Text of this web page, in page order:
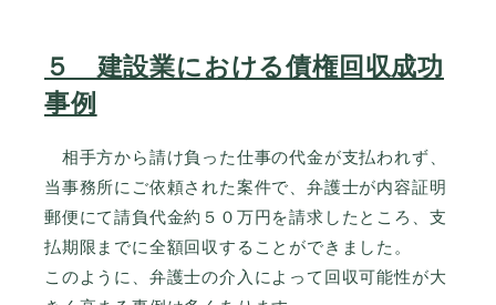
５ 建設業における債権回収成功
事例
相手方から請け負った仕事の代金が支払われず、
当事務所にご依頼された案件で、弁護士が内容証明
郵便にて請負代金約５０万円を請求したところ、支
払期限までに全額回収することができました。
このように、弁護士の介入によって回収可能性が大